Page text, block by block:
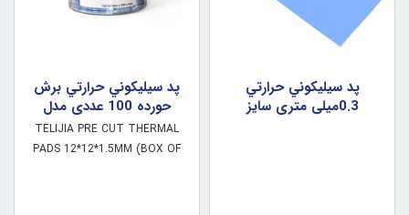
پد سيليکوني حرارتي
0.3ميلي متري سايز
پد سيليکوني حرارتي برش
حورده 100 عددي مدل
TELIJIA TE-P1
TELIJIA PRE CUT THERMAL
PADS 12*12*1.5MM (BOX OF